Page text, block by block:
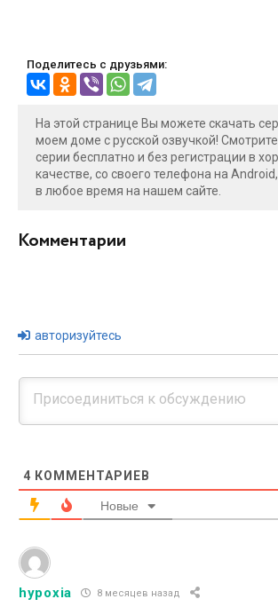
Поделитесь с друзьями:
На этой странице Вы можете скачать
моем доме с русской озвучкой!
серии бесплатно и без регистрации в
качестве, со своего телефона на
в любое время на нашем сайте.
Комментарии
авторизуйтесь
4 КОММЕНТАРИЕВ
Новые
hypoxia 8 месяцев назад